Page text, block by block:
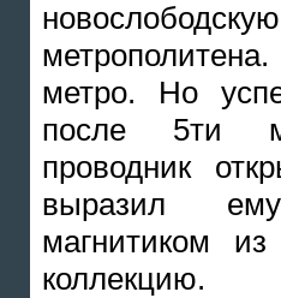
метро. Но
после 5ти
проводник
выразил
магнитиком
коллекцию.